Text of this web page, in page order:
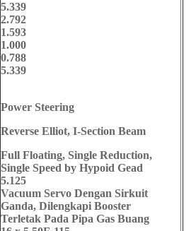
5.339
2.792
1.593
1.000
0.788
5.339
Power Steering
Reverse Elliot, I-Section Beam
Full Floating, Single Reduction,
Single Speed by Hypoid Gead
5.125
Vacuum Servo Dengan Sirkuit
Ganda, Dilengkapi Booster
Terletak Pada Pipa Gas Buang